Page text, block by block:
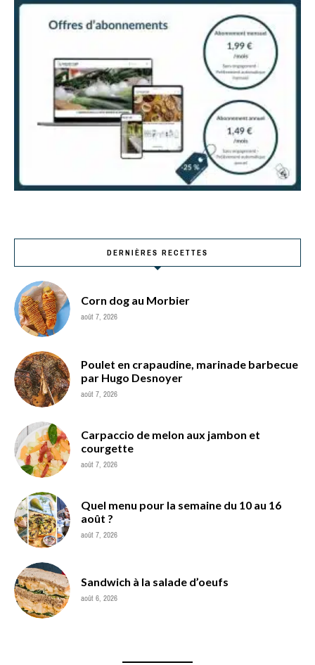
DERNIÈRES RECETTES
Corn dog au Morbier
août 7, 2026
Poulet en crapaudine, marinade barbecue
par Hugo Desnoyer
août 7, 2026
Carpaccio de melon aux jambon et
courgette
août 7, 2026
Quel menu pour la semaine du 10 au 16
août ?
août 7, 2026
Sandwich à la salade d’oeufs
août 6, 2026